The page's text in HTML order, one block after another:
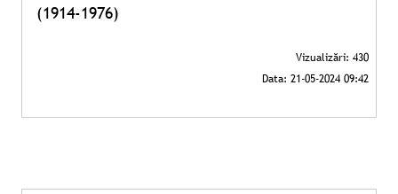
(1914-1976)